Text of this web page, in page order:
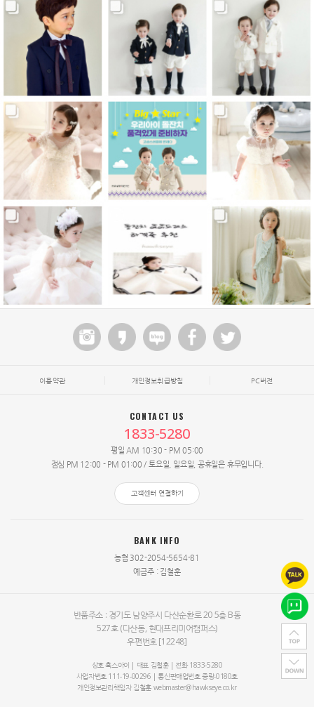
이용약관 개인정보취급방침 PC버전
CONTACT US
1833-5280
평일 AM 10:30 - PM 05:00
점심 PM 12:00 - PM 01:00 / 토요일, 일요일, 공휴일은 휴무입니다.
고객센터 연결하기
BANK INFO
농협 302-2054-5654-81
예금주 : 김철훈
반품주소 : 경기도 남양주시 다산순환로 205층 B동
527호(다산동, 현대프리미어캠퍼스)
우편번호 [12248]
상호 혹스아이 | 대표 김철훈| 전화 1833-5280
사업자번호 111-19-00296 | 통신판매업번호 중랑-0180호
개인정보관리책임자 김철훈webmaster@hawkseye.co.kr